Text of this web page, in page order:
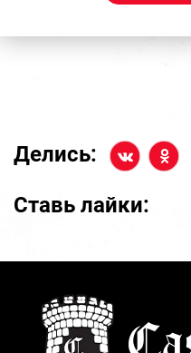
Делись:
Ставь лайки: